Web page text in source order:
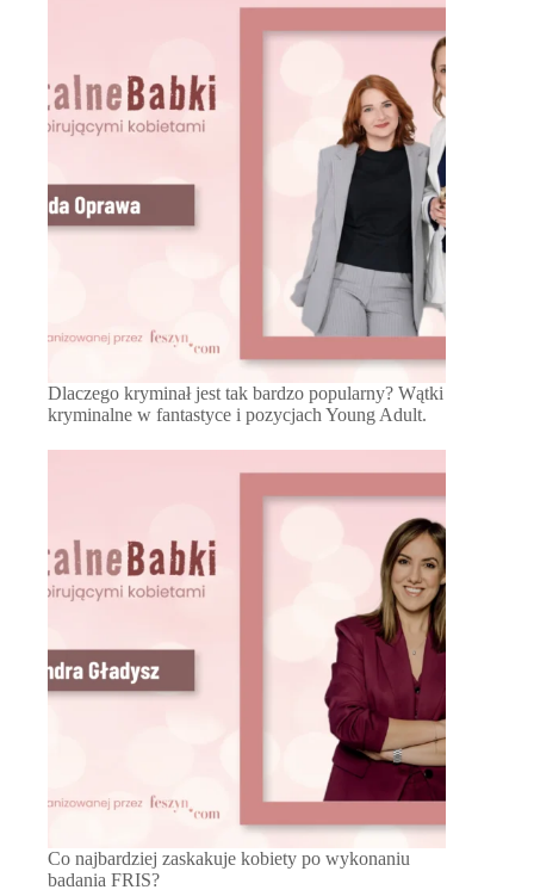
Dlaczego kryminał jest tak bardzo popularny? Wątki
kryminalne w fantastyce i pozycjach Young Adult.
Co najbardziej zaskakuje kobiety po wykonaniu
badania FRIS?